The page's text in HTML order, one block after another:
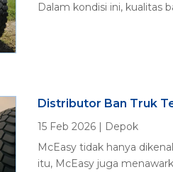
Dalam kondisi ini, kualitas
Distributor Ban Truk
15 Feb 2026| Depok
McEasy tidak hanya
itu, McEasy juga